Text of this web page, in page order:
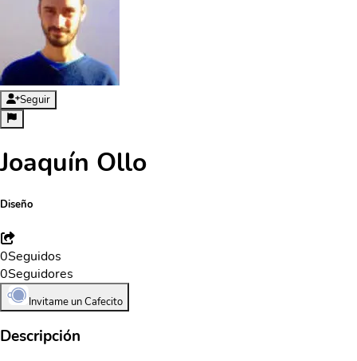
Seguir
Joaquín Ollo
Diseño
0Seguidos
0Seguidores
Invitame un Cafecito
Descripción